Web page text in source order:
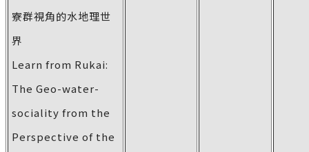
寮群視角的水地理世
界
Learn from Rukai:
The Geo-water-
sociality from the
Perspective of the